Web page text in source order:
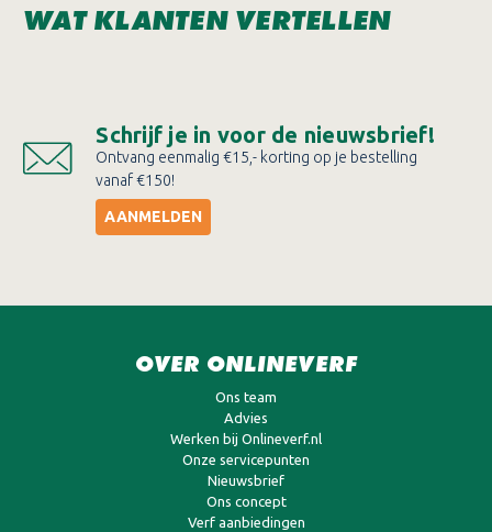
WAT KLANTEN VERTELLEN
Schrijf je in voor de nieuwsbrief!
Ontvang eenmalig €15,- korting op je bestelling
vanaf €150!
AANMELDEN
OVER ONLINEVERF
Ons team
Advies
Werken bij Onlineverf.nl
Onze servicepunten
Nieuwsbrief
Ons concept
Verf aanbiedingen